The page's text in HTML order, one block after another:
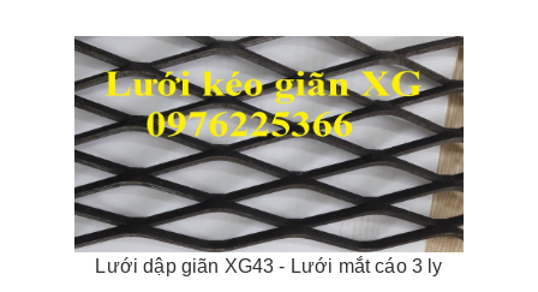
Lưới dập giãn XG43 - Lưới mắt cáo 3 ly